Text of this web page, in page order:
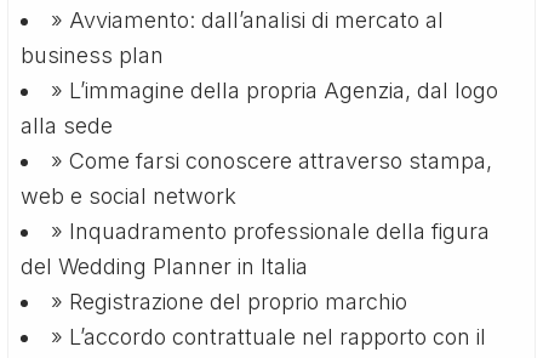
» Avviamento: dall’analisi di mercato al
business plan
» L’immagine della propria Agenzia, dal logo
alla sede
» Come farsi conoscere attraverso stampa,
web e social network
» Inquadramento professionale della figura
del Wedding Planner in Italia
» Registrazione del proprio marchio
» L’accordo contrattuale nel rapporto con il